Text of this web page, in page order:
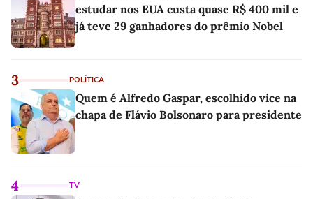
estudar nos EUA custa quase R$ 400 mil e
já teve 29 ganhadores do prêmio Nobel
3 POLÍTICA
Quem é Alfredo Gaspar, escolhido vice na
chapa de Flávio Bolsonaro para presidente
4 TV